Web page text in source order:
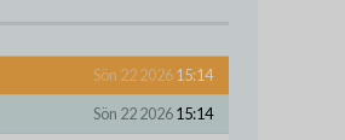
Sön 22 202615:14
Sön 22 202615:14